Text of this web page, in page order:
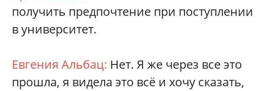
получить предпочтение при поступлении
в университет.
Евгения Альбац: Нет. Я же через все это
прошла, я видела это всё и хочу сказать,